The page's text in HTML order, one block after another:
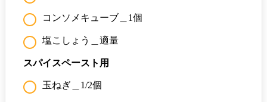
コンソメキューブ＿1個
塩こしょう＿適量
スパイスペースト用
玉ねぎ＿1/2個